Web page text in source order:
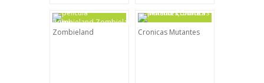
Zombieland Cronicas Mutantes